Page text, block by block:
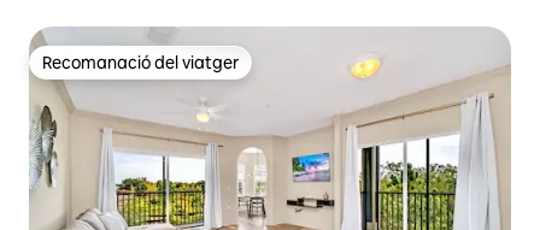
Recomanació del viatger
Recomanació del viatger